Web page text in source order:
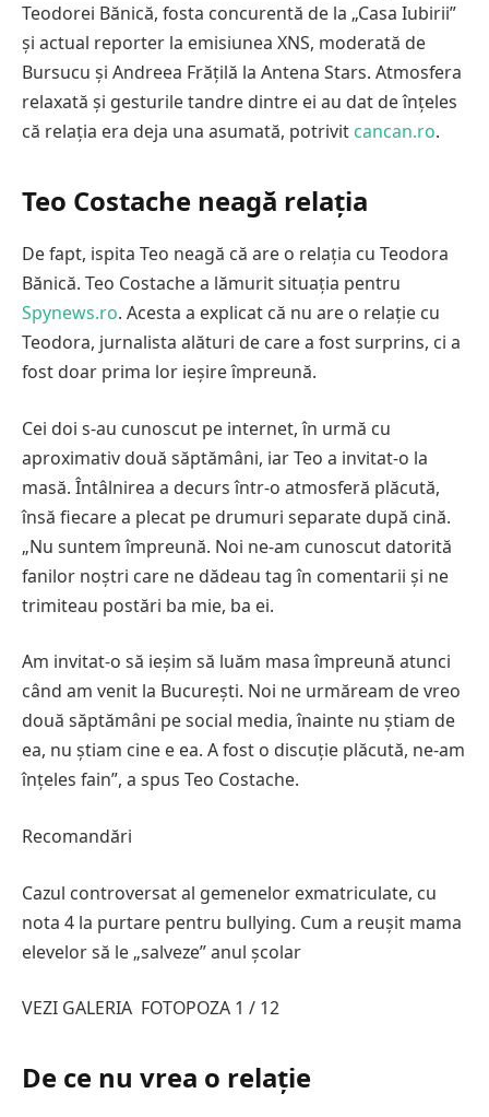
Teodorei Bănică, fosta concurentă de la „Casa Iubirii”
și actual reporter la emisiunea XNS, moderată de
Bursucu și Andreea Frățilă la Antena Stars. Atmosfera
relaxată și gesturile tandre dintre ei au dat de înțeles
că relația era deja una asumată, potrivit cancan.ro.
Teo Costache neagă relația
De fapt, ispita Teo neagă că are o relația cu Teodora
Bănică. Teo Costache a lămurit situația pentru
Spynews.ro. Acesta a explicat că nu are o relație cu
Teodora, jurnalista alături de care a fost surprins, ci a
fost doar prima lor ieșire împreună.
Cei doi s-au cunoscut pe internet, în urmă cu
aproximativ două săptămâni, iar Teo a invitat-o la
masă. Întâlnirea a decurs într-o atmosferă plăcută,
însă fiecare a plecat pe drumuri separate după cină.
„Nu suntem împreună. Noi ne-am cunoscut datorită
fanilor noștri care ne dădeau tag în comentarii și ne
trimiteau postări ba mie, ba ei.
Am invitat-o să ieșim să luăm masa împreună atunci
când am venit la București. Noi ne urmăream de vreo
două săptămâni pe social media, înainte nu știam de
ea, nu știam cine e ea. A fost o discuție plăcută, ne-am
înțeles fain”, a spus Teo Costache.
Recomandări
Cazul controversat al gemenelor exmatriculate, cu
nota 4 la purtare pentru bullying. Cum a reușit mama
elevelor să le „salveze” anul școlar
VEZI GALERIA FOTOPOZA 1 / 12
De ce nu vrea o relație